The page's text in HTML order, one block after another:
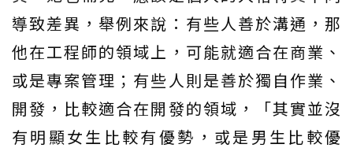
導致差異，舉例來說：有些人善於溝通，那
他在工程師的領域上，可能就適合在商業、
或是專案管理；有些人則是善於獨自作業、
開發，比較適合在開發的領域，「其實並沒
有明顯女生比較有優勢，或是男生比較優